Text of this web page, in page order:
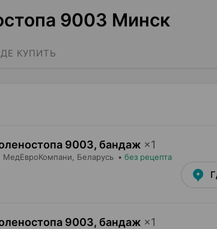
9003 Минск
КУПИТЬ
9003, бандаж ×1
МедЕвроКомпани , Беларусь • без рецепта
9003, бандаж ×1